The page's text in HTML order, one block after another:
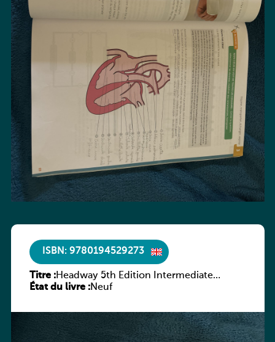
ISBN: 9780194529273
Titre :Headway 5th Edition Intermediate
Culture and Literature Companion
État du livre :Neuf